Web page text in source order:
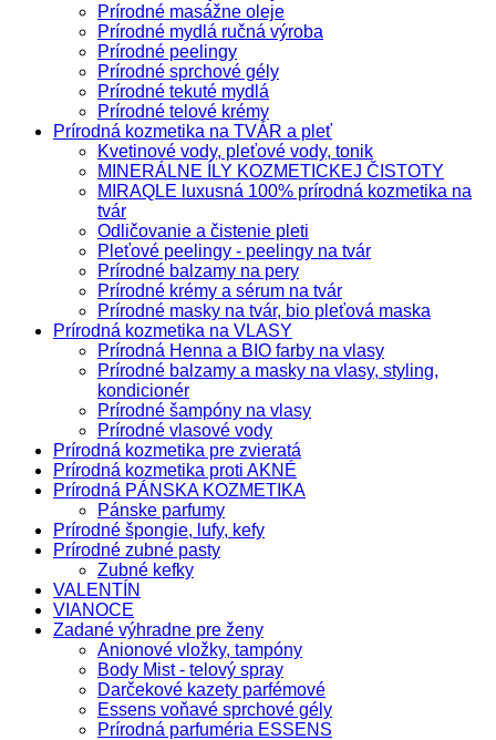
Prírodné masážne oleje
Prírodné mydlá ručná výroba
Prírodné peelingy
Prírodné sprchové gély
Prírodné tekuté mydlá
Prírodné telové krémy
Prírodná kozmetika na TVÁR a pleť
Kvetinové vody, pleťové vody, tonik
MINERÁLNE ÍLY KOZMETICKEJ ČISTOTY
MIRAQLE luxusná 100% prírodná kozmetika na
tvár
Odličovanie a čistenie pleti
Pleťové peelingy - peelingy na tvár
Prírodné balzamy na pery
Prírodné krémy a sérum na tvár
Prírodné masky na tvár, bio pleťová maska
Prírodná kozmetika na VLASY
Prírodná Henna a BIO farby na vlasy
Prírodné balzamy a masky na vlasy, styling,
kondicionér
Prírodné šampóny na vlasy
Prírodné vlasové vody
Prírodná kozmetika pre zvieratá
Prírodná kozmetika proti AKNÉ
Prírodná PÁNSKA KOZMETIKA
Pánske parfumy
Prírodné špongie, lufy, kefy
Prírodné zubné pasty
Zubné kefky
VALENTÍN
VIANOCE
Zadané výhradne pre ženy
Anionové vložky, tampóny
Body Mist - telový spray
Darčekové kazety parfémové
Essens voňavé sprchové gély
Prírodná parfuméria ESSENS